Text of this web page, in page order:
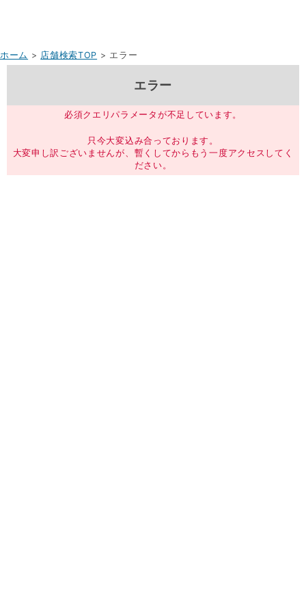
ホーム > 店舗検索TOP > エラー
エラー
必須クエリパラメータが不足しています。
只今大変込み合っております。
大変申し訳ございませんが、暫くしてからもう一度アクセスしてく
ださい。